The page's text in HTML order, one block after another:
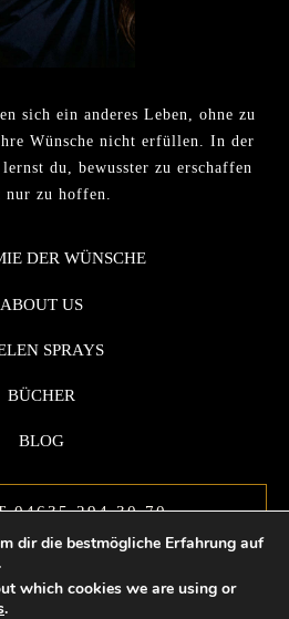
sich ein anderes Leben, ohne zu
Wünsche nicht erfüllen. In der
du, bewusster zu erschaffen
nur zu hoffen.
DER WÜNSCHE
ABOUT US
SPRAYS
BÜCHER
BLOG
04635 294 30 70
dir die bestmögliche Erfahrung auf
which cookies we are using or
.